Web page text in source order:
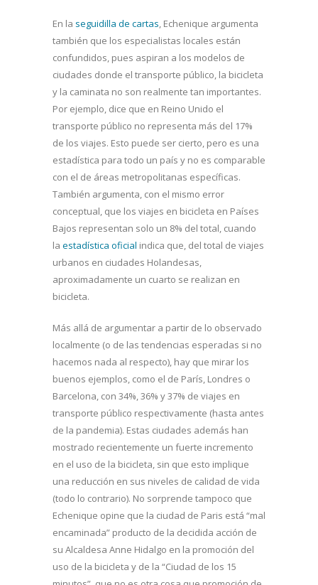
En la seguidilla de cartas, Echenique argumenta
también que los especialistas locales están
confundidos, pues aspiran a los modelos de
ciudades donde el transporte público, la bicicleta
y la caminata no son realmente tan importantes.
Por ejemplo, dice que en Reino Unido el
transporte público no representa más del 17%
de los viajes. Esto puede ser cierto, pero es una
estadística para todo un país y no es comparable
con el de áreas metropolitanas específicas.
También argumenta, con el mismo error
conceptual, que los viajes en bicicleta en Países
Bajos representan solo un 8% del total, cuando
la estadística oficial indica que, del total de viajes
urbanos en ciudades Holandesas,
aproximadamente un cuarto se realizan en
bicicleta.
Más allá de argumentar a partir de lo observado
localmente (o de las tendencias esperadas si no
hacemos nada al respecto), hay que mirar los
buenos ejemplos, como el de París, Londres o
Barcelona, con 34%, 36% y 37% de viajes en
transporte público respectivamente (hasta antes
de la pandemia). Estas ciudades además han
mostrado recientemente un fuerte incremento
en el uso de la bicicleta, sin que esto implique
una reducción en sus niveles de calidad de vida
(todo lo contrario). No sorprende tampoco que
Echenique opine que la ciudad de Paris está “mal
encaminada” producto de la decidida acción de
su Alcaldesa Anne Hidalgo en la promoción del
uso de la bicicleta y de la “Ciudad de los 15